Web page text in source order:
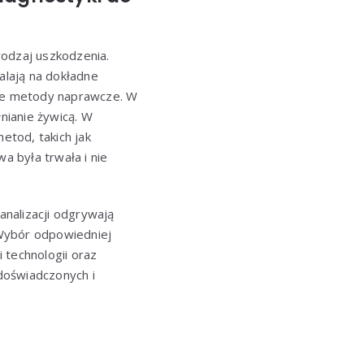
uszkodzenia.
na dokładne
metody naprawcze. W
żywicą. W
takich jak
była trwała i nie
odgrywają
odpowiedniej
technologii oraz
i